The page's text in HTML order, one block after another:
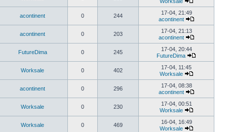
acontinent 0 244
17-04, 21:49
acontinent
acontinent 0 203
17-04, 21:13
acontinent
FutureDima 0 245
17-04, 20:44
FutureDima
Worksale 0 402
17-04, 11:45
Worksale
acontinent 0 296
17-04, 08:38
acontinent
Worksale 0 230
17-04, 00:51
Worksale
Worksale 0 469
16-04, 16:49
Worksale